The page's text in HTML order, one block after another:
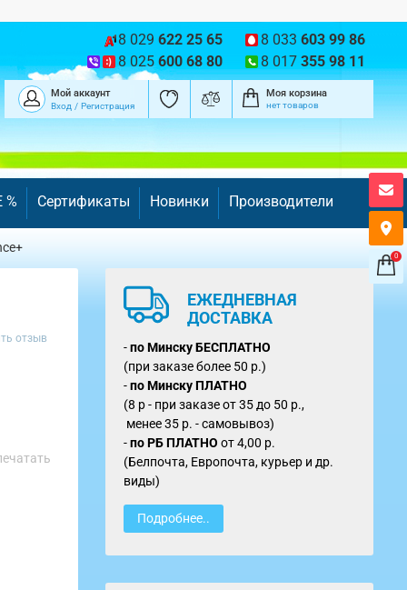
8 029 622 25 65 8 033603 99 86
8 025 600 68 80 8 017355 98 11
Мой аккаунт
Вход / Регистрация
Моя корзина
нет товаров
% Сертификаты Новинки Производители
отзыв
ЕЖЕДНЕВНАЯ
ДОСТАВКА
-по МинскуБЕСПЛАТНО
(при заказе более 50 р.)
-по Минску ПЛАТНО
(8 р - при заказе от 35 до 50 р.,
менее 35 р. - самовывоз)
-поРБ ПЛАТНО от4,00 р.
(Белпочта, Европочта, курьер и др.
виды)
Подробнее..
0